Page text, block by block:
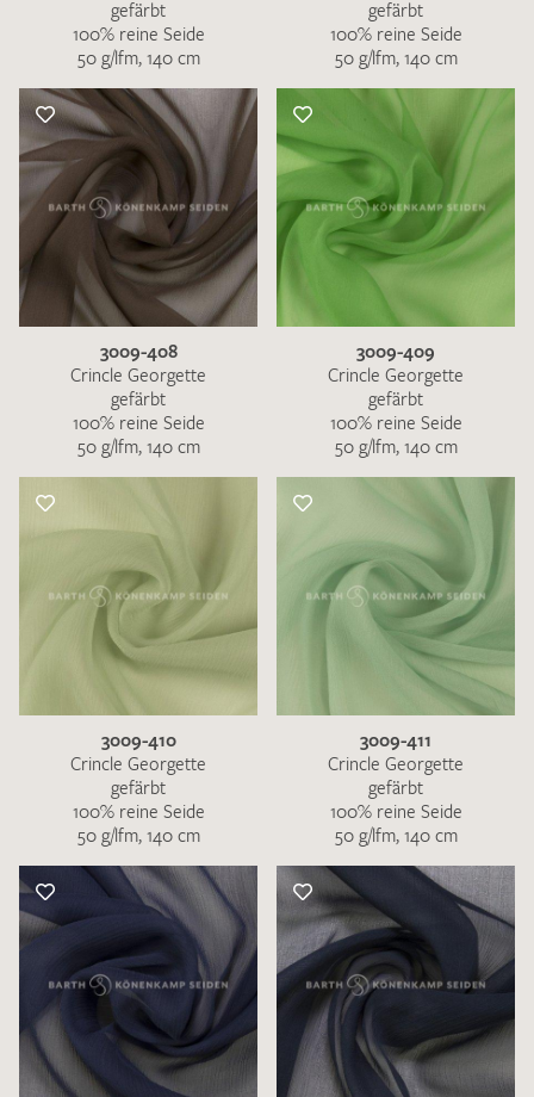
gefärbt
100% reine Seide
50 g/lfm, 140 cm
gefärbt
100% reine Seide
50 g/lfm, 140 cm
3009-408
Crincle Georgette
gefärbt
100% reine Seide
50 g/lfm, 140 cm
3009-409
Crincle Georgette
gefärbt
100% reine Seide
50 g/lfm, 140 cm
3009-410
Crincle Georgette
gefärbt
100% reine Seide
50 g/lfm, 140 cm
3009-411
Crincle Georgette
gefärbt
100% reine Seide
50 g/lfm, 140 cm